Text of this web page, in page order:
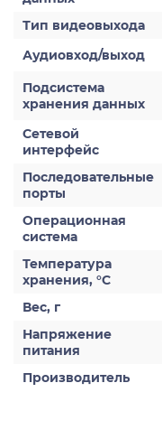
Тип видеовыхода
Аудиовход/выход
Подсистема
хранения данных
Сетевой
интерфейс
Последовательные
порты
Операционная
система
Температура
хранения, °С
Вес, г
Напряжение
питания
Производитель